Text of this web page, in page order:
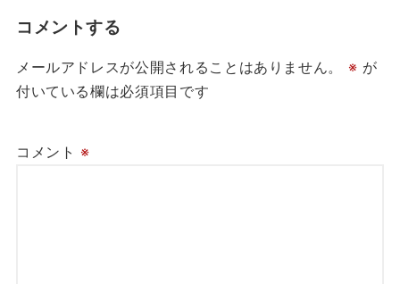
コメントする
メールアドレスが公開されることはありません。 ※ が
付いている欄は必須項目です
コメント ※